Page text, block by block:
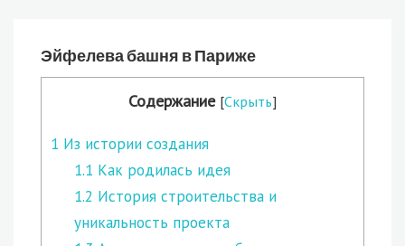
Эйфелева башня в Париже
Содержание [Скрыть]
1 Из истории создания
1.1 Как родилась идея
1.2 История строительства и
уникальность проекта